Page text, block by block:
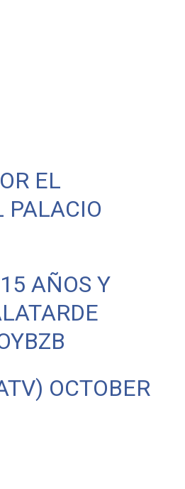
EL
PALACIO
AÑOS Y
OCTOBER